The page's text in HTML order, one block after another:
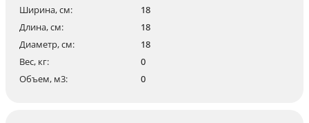
Ширина, см:
18
Длина, см:
18
Диаметр, см:
18
Вес, кг:
0
Объем, м3:
0